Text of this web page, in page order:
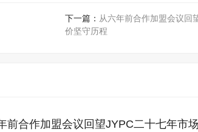
下一篇： 从六年前合作加盟会议回
价坚守历程
前合作加盟会议回望JYPC二十七年市